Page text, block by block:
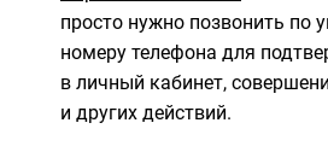
просто нужно позвонить по
номеру телефона для
в личный кабинет,
и других действий.